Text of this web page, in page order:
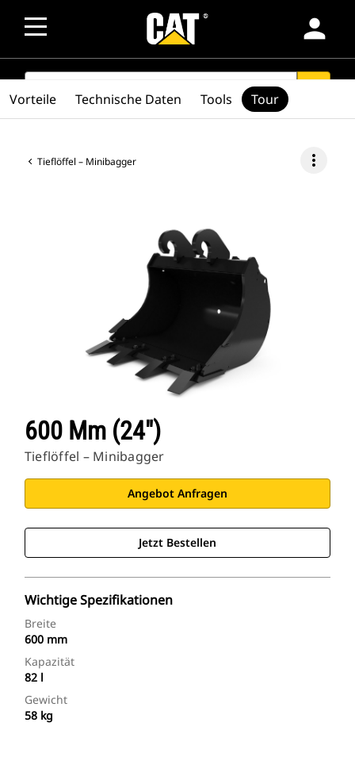
person
SEARCH
Tieflöffel – Minibagger more_vert
600 Mm (24″)
Tieflöffel – Minibagger
Angebot Anfragen
Jetzt Bestellen
Wichtige Spezifikationen
Breite
600 mm
Kapazität
82 l
Gewicht
58 kg
Vorteile Technische Daten Tools Tour